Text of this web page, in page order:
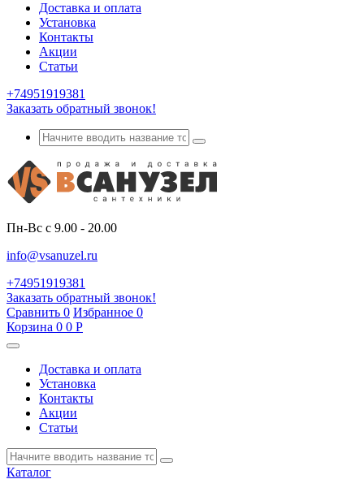
Доставка и оплата
Установка
Контакты
Акции
Статьи
+74951919381
Заказать обратный звонок!
Пн-Вс с 9.00 - 20.00
info@vsanuzel.ru
+74951919381
Заказать обратный звонок!
Сравнить 0 Избранное 0
Корзина 0 0 Р
Доставка и оплата
Установка
Контакты
Акции
Статьи
Каталог